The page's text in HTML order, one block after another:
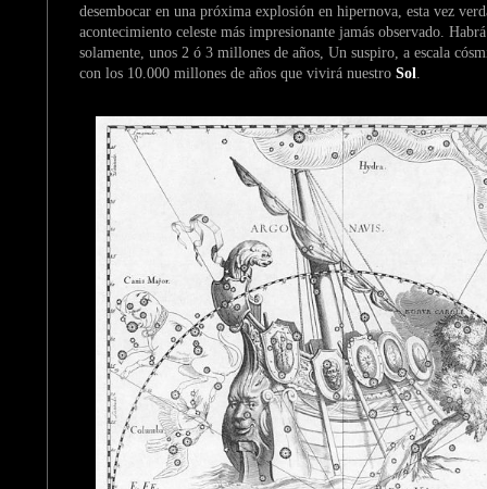
desembocar en una próxima explosión en hipernova, esta vez
acontecimiento celeste más impresionante jamás observado.
solamente, unos 2 ó 3 millones de años, Un suspiro, a escala
con los 10.000 millones de años que vivirá nuestro Sol